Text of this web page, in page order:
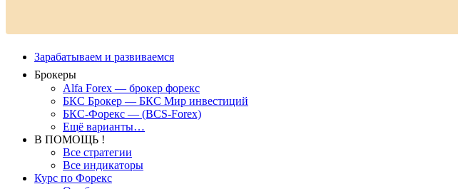
Зарабатываем и развиваемся
Брокеры
Alfa Forex — брокер форекс
БКС Брокер — БКС Мир инвестиций
БКС-Форекс — (BCS-Forex)
Ещё варианты…
В ПОМОЩЬ !
Все стратегии
Все индикаторы
Курс по Форекс